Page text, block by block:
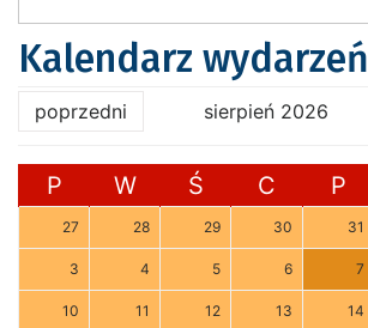
Kalendarz wydarzeń
poprzedni sierpień 2026
P W Ś C P
27 28 29 30 31
3 4 5 6 7
10 11 12 13 14